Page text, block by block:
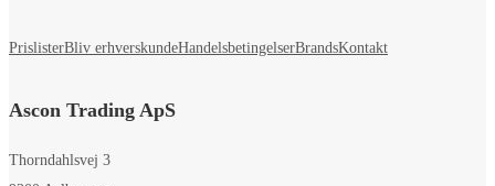
PrislisterBliv erhverskundeHandelsbetingelserBrandsKontakt
Ascon Trading ApS
Thorndahlsvej 3